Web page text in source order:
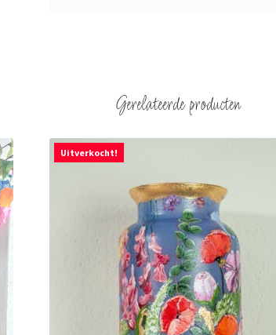
Gerelateerde producten
Uitverkocht!